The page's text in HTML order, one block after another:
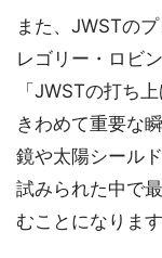
また、JWSTの
レゴリー・ロビ
「JWSTの打ち
きわめて重要な
鏡や太陽シール
試みられた中で
むことになりま